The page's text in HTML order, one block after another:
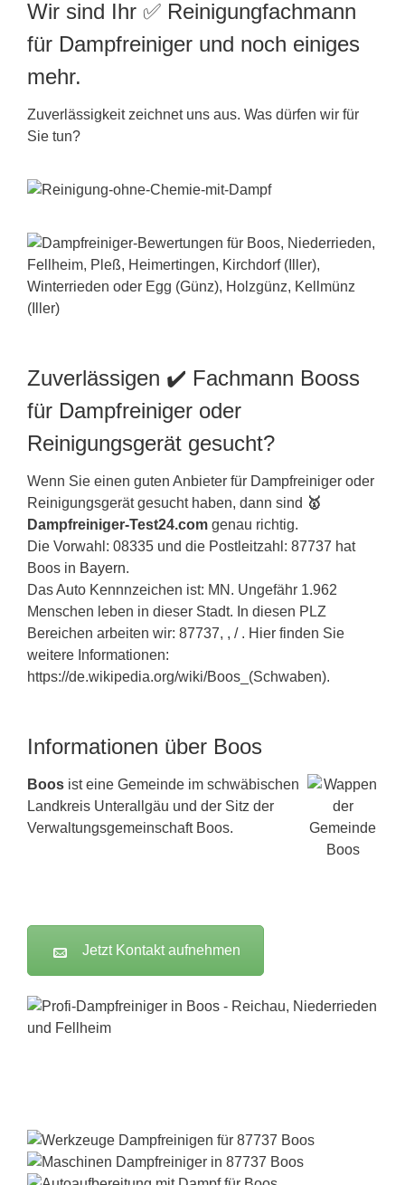
Wir sind Ihr ✅ Reinigungfachmann
für Dampfreiniger und noch einiges
mehr.
Zuverlässigkeit zeichnet uns aus. Was dürfen wir für
Sie tun?
Zuverlässigen ✔️ Fachmann Booss
für Dampfreiniger oder
Reinigungsgerät gesucht?
Wenn Sie einen guten Anbieter für Dampfreiniger oder
Reinigungsgerät gesucht haben, dann sind 🥇
Dampfreiniger-Test24.com genau richtig.
Die Vorwahl: 08335 und die Postleitzahl: 87737 hat
Boos in Bayern.
Das Auto Kennnzeichen ist: MN. Ungefähr 1.962
Menschen leben in dieser Stadt. In diesen PLZ
Bereichen arbeiten wir: 87737, , / . Hier finden Sie
weitere Informationen:
https://de.wikipedia.org/wiki/Boos_(Schwaben).
Informationen über Boos
Boos ist eine Gemeinde im schwäbischen
Landkreis Unterallgäu und der Sitz der
Verwaltungsgemeinschaft Boos.
Jetzt Kontakt aufnehmen